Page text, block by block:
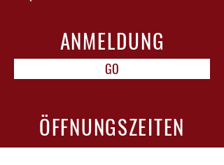
ANMELDUNG
GO
ÖFFNUNGSZEITEN